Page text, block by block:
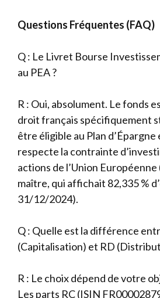
Questions Fréquentes (FAQ)
Q : Le Livret Bourse
au PEA ?
R : Oui, absolument. Le fonds
droit français spécifiquement
être éligible au Plan d’Épargne
respecte la contrainte
actions de l’Union Européenne
maître, qui affichait 82,335 %
31/12/2024).
Q : Quelle est la différence
(Capitalisation) et RD
R : Le choix dépend de votre
Les parts RC (ISIN